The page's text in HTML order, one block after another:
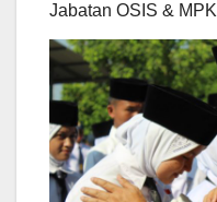
Jabatan OSIS & MPK